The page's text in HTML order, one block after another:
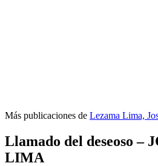
Más publicaciones de Lezama Lima,
Llamado del deseoso –
LIMA